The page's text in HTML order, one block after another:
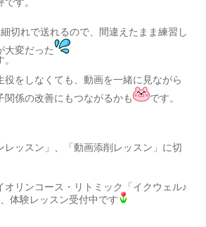
切れで送れるので、間違えたまま練習し
大変だった
役をしなくても、動画を一緒に見ながら
関係の改善にもつながるかも
です。
レッスン」、「動画添削レッスン」に切
オリンコース・リトミック「イクウェル♪
体験レッスン受付中です